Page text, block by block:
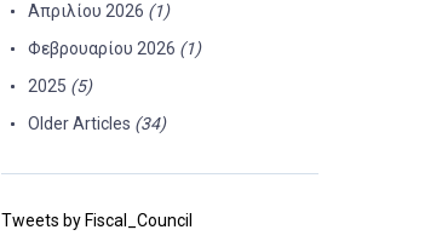
Απριλίου 2026 (1)
Φεβρουαρίου 2026 (1)
2025 (5)
Older Articles (34)
Tweets by Fiscal_Council